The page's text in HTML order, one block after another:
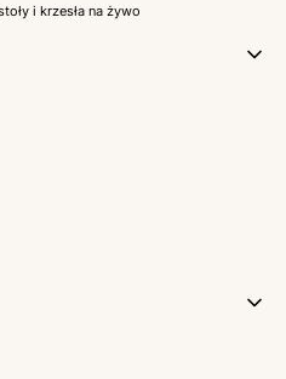
i krzesła na żywo